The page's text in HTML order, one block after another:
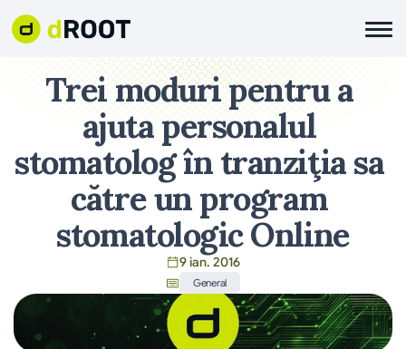
Trei moduri pentru a
ajuta personalul
stomatolog în tranziţia sa
către un program
stomatologic Online
9 ian. 2016
General